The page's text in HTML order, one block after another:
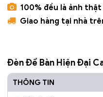
100% đều là ảnh
Giao hàng tại nhà
Đèn Để Bàn Hiện Đại
THÔNG TIN